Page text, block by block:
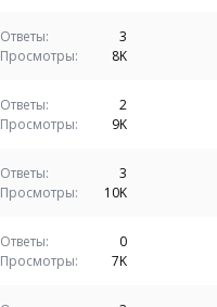
Ответы
3
Просмотры
8K
Ответы
2
Просмотры
9K
Ответы
3
Просмотры
10K
Ответы
0
Просмотры
7K